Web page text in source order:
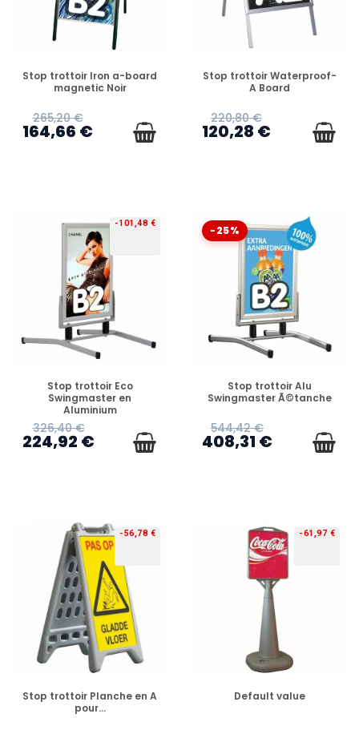
PRÉCOMMANDE
Stop trottoir Iron a-board
magnetic Noir
265,20 €
164,66 €
PRÉCOMMANDE
Stop trottoir Waterproof-
A Board
220,80 €
120,28 €
-101,48 €
PRÉCOMMANDE
Stop trottoir Eco
Swingmaster en
Aluminium
326,40 €
224,92 €
-25%
PRÉCOMMANDE
Stop trottoir Alu
Swingmaster Ã©tanche
544,42 €
408,31 €
-56,78 €
PRÉCOMMANDE
Stop trottoir Planche en A
pour...
-61,97 €
PRÉCOMMANDE
Default value